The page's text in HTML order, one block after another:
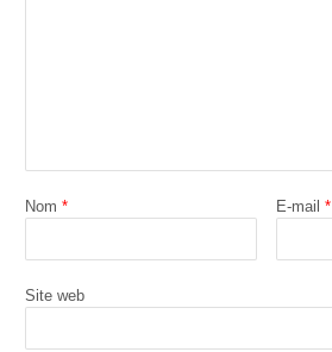
Nom * E-mail*
Site web